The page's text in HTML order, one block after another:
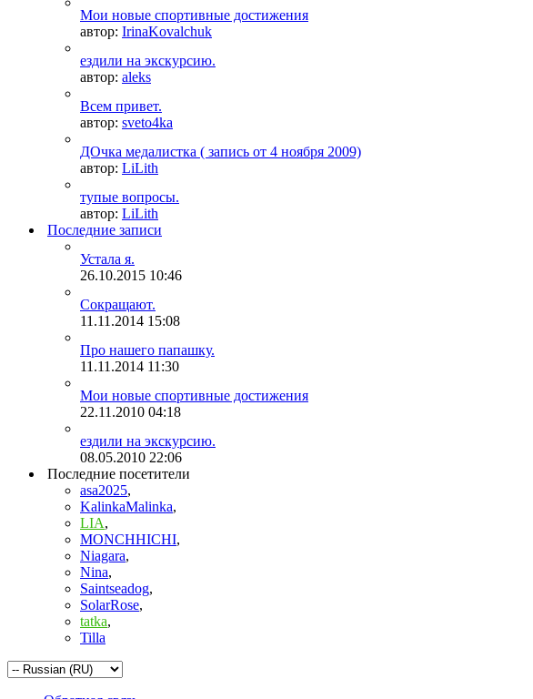
Мои новые спортивные достижения
автор: IrinaKovalchuk
ездили на экскурсию.
автор: aleks
Всем привет.
автор: sveto4ka
ДОчка медалистка ( запись от 4 ноября 2009)
автор: LiLith
тупые вопросы.
автор: LiLith
Последние записи
Устала я.
26.10.2015 10:46
Сокращают.
11.11.2014 15:08
Про нашего папашку.
11.11.2014 11:30
Мои новые спортивные достижения
22.11.2010 04:18
ездили на экскурсию.
08.05.2010 22:06
Последние посетители
asa2025,
KalinkaMalinka,
LIA,
MONCHHICHI,
Niagara,
Nina,
Saintseadog,
SolarRose,
tatka,
Tilla